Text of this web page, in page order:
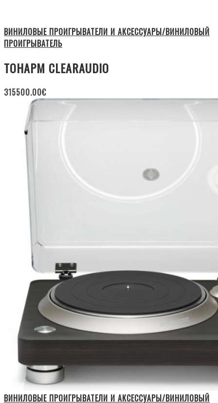
ВИНИЛОВЫЕ ПРОИГРЫВАТЕЛИ И АКСЕССУАРЫ/ВИНИЛОВЫЙ
ПРОИГРЫВАТЕЛЬ
ТОНАРМ CLEARAUDIO
315500.00€
ВИНИЛОВЫЕ ПРОИГРЫВАТЕЛИ И АКСЕССУАРЫ/ВИНИЛОВЫЙ